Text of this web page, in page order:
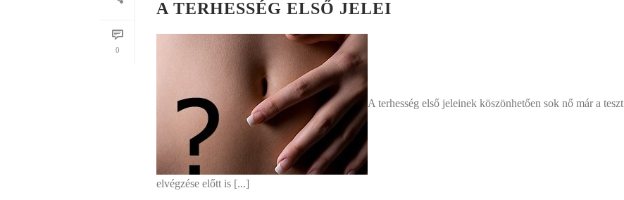
0
A TERHESSÉG ELSŐ JELEI
A terhesség első jeleinek köszönhetően sok nő már a teszt
elvégzése előtt is [...]